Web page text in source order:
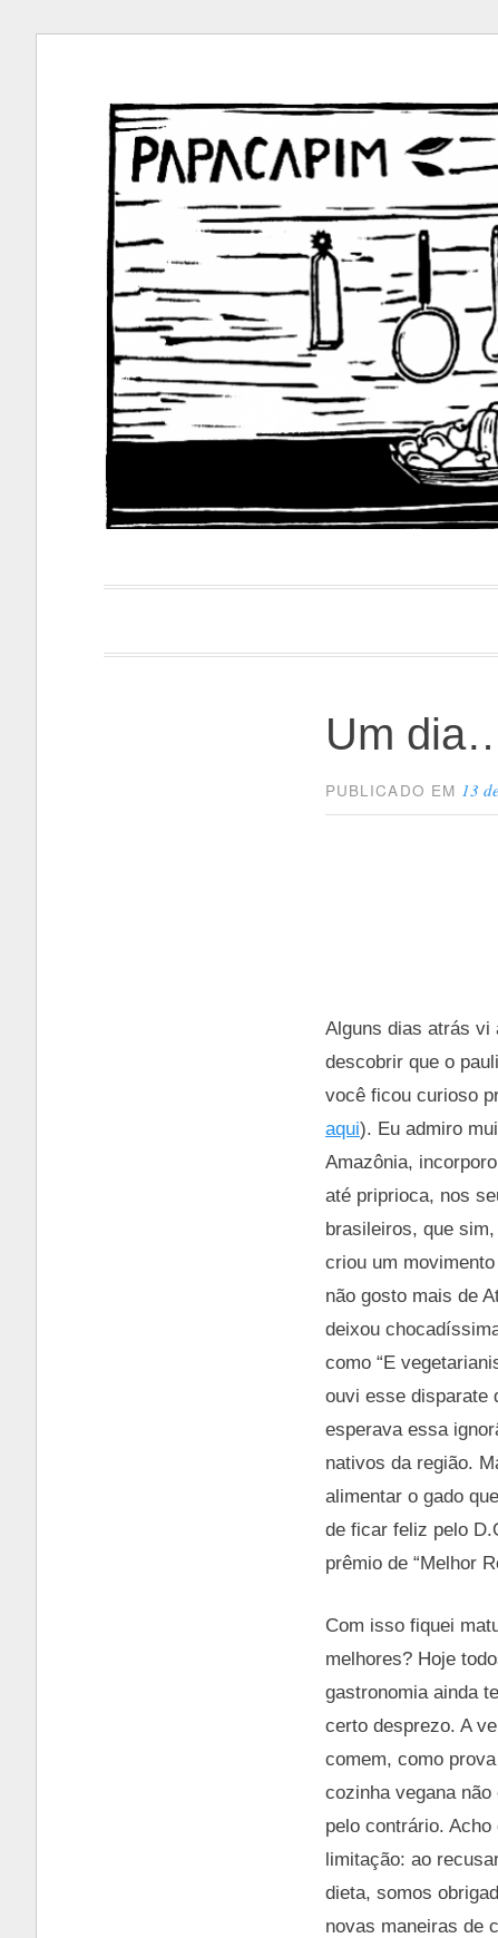
conteúdo
Um
PUBLICADO EM 13
Alguns dias atrás vi
descobrir que o
você ficou curioso
aqui). Eu admiro
Amazônia,
até priprioca, nos
brasileiros, que
criou um
não gosto mais de
deixou
como “E
ouvi esse disparate
esperava essa
nativos da região.
alimentar o gado
de ficar feliz pelo
prêmio de “Melhor
Com isso fiquei
melhores? Hoje
gastronomia ainda
certo desprezo. A
comem, como
cozinha vegana não
pelo contrário.
limitação: ao
dieta, somos
novas maneiras de